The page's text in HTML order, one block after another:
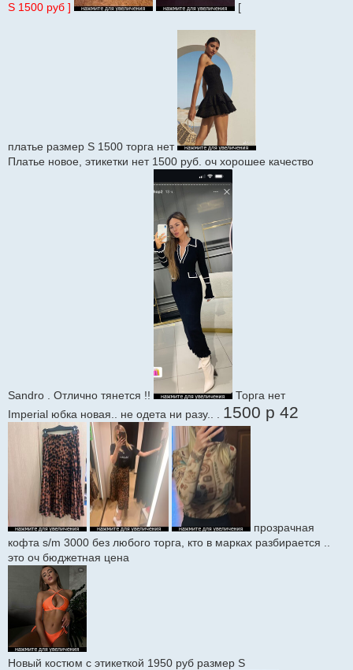
S 1500 руб ] [
платье размер S 1500 торга нет
Платье новое, этикетки нет 1500 руб. оч хорошее качество
Sandro . Отлично тянется !!
Торга нет
Imperial юбка новая.. не одета ни разу.. . 1500 р 42
прозрачная
кофта s/m 3000 без любого торга, кто в марках разбирается ..
это оч бюджетная цена
Новый костюм с этикеткой 1950 руб размер S